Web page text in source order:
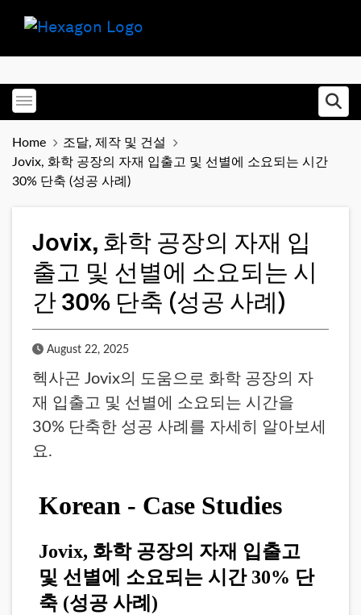
Toggle menubar
Home
조달, 제작 및 건설
Jovix, 화학 공장의 자재 입출고 및 선별에 소요되는 시간
30% 단축 (성공 사례)
Jovix, 화학 공장의 자재 입
출고 및 선별에 소요되는 시
간 30% 단축 (성공 사례)
Published Date
August 22, 2025
헥사곤 Jovix의 도움으로 화학 공장의 자
재 입출고 및 선별에 소요되는 시간을
30% 단축한 성공 사례를 자세히 알아보세
요.